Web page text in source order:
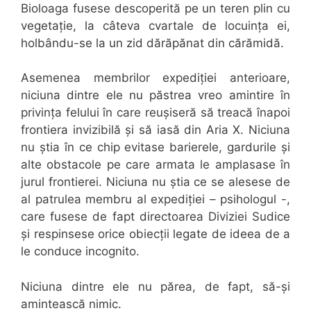
Bioloaga fusese descoperită pe un teren plin cu
vegetație, la câteva cvartale de locuința ei,
holbându-se la un zid dărăpănat din cărămidă.
Asemenea membrilor expediției anterioare,
niciuna dintre ele nu păstrea vreo amintire în
privința felului în care reușiseră să treacă înapoi
frontiera invizibilă și să iasă din Aria X. Niciuna
nu știa în ce chip evitase barierele, gardurile și
alte obstacole pe care armata le amplasase în
jurul frontierei. Niciuna nu știa ce se alesese de
al patrulea membru al expediției – psihologul -,
care fusese de fapt directoarea Diviziei Sudice
și respinsese orice obiecții legate de ideea de a
le conduce incognito.
Niciuna dintre ele nu părea, de fapt, să-și
amintească nimic.